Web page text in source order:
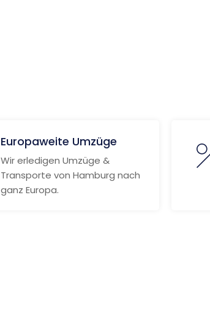
Europaweite Umzüge
Wir erledigen Umzüge &
Transporte von Hamburg nach
ganz Europa.